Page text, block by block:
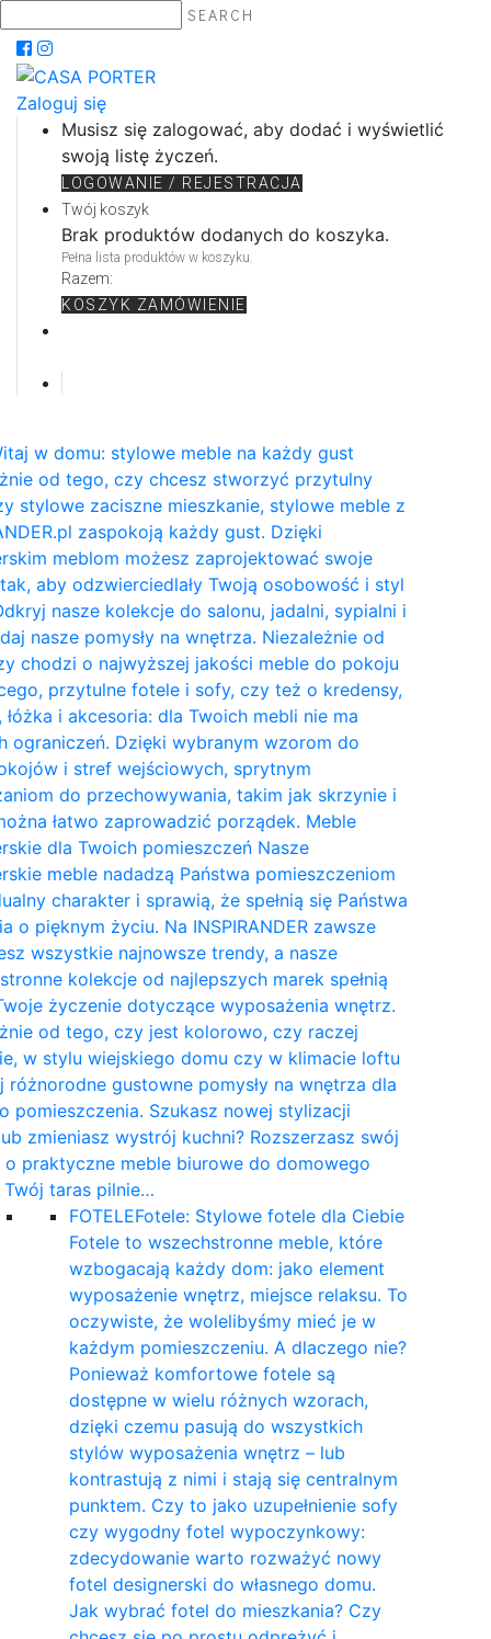
SEARCH
Zaloguj się
Musisz się zalogować, aby dodać i wyświetlić
swoją listę życzeń.
LOGOWANIE / REJESTRACJA
Twój koszyk
Brak produktów dodanych do koszyka.
Pełna lista produktów w koszyku.
Razem:
KOSZYK ZAMÓWIENIE
w domu: stylowe meble na każdy gust
od tego, czy chcesz stworzyć przytulny
stylowe zaciszne mieszkanie, stylowe meble z
zaspokoją każdy gust. Dzięki
meblom możesz zaprojektować swoje
aby odzwierciedlały Twoją osobowość i styl
nasze kolekcje do salonu, jadalni, sypialni i
nasze pomysły na wnętrza. Niezależnie od
chodzi o najwyższej jakości meble do pokoju
przytulne fotele i sofy, czy też o kredensy,
i akcesoria: dla Twoich mebli nie ma
ograniczeń. Dzięki wybranym wzorom do
i stref wejściowych, sprytnym
do przechowywania, takim jak skrzynie i
łatwo zaprowadzić porządek. Meble
dla Twoich pomieszczeń Nasze
meble nadadzą Państwa pomieszczeniom
charakter i sprawią, że spełnią się Państwa
o pięknym życiu. Na INSPIRANDER zawsze
wszystkie najnowsze trendy, a nasze
kolekcje od najlepszych marek spełnią
życzenie dotyczące wyposażenia wnętrz.
od tego, czy jest kolorowo, czy raczej
w stylu wiejskiego domu czy w klimacie loftu
różnorodne gustowne pomysły na wnętrza dla
pomieszczenia. Szukasz nowej stylizacji
zmieniasz wystrój kuchni? Rozszerzasz swój
o praktyczne meble biurowe do domowego
Twój taras pilnie…
FOTELEFotele: Stylowe fotele dla Ciebie
Fotele to wszechstronne meble, które
wzbogacają każdy dom: jako element
wyposażenie wnętrz, miejsce relaksu. To
oczywiste, że wolelibyśmy mieć je w
każdym pomieszczeniu. A dlaczego nie?
Ponieważ komfortowe fotele są
dostępne w wielu różnych wzorach,
dzięki czemu pasują do wszystkich
stylów wyposażenia wnętrz – lub
kontrastują z nimi i stają się centralnym
punktem. Czy to jako uzupełnienie sofy
czy wygodny fotel wypoczynkowy:
zdecydowanie warto rozważyć nowy
fotel designerski do własnego domu.
Jak wybrać fotel do mieszkania? Czy